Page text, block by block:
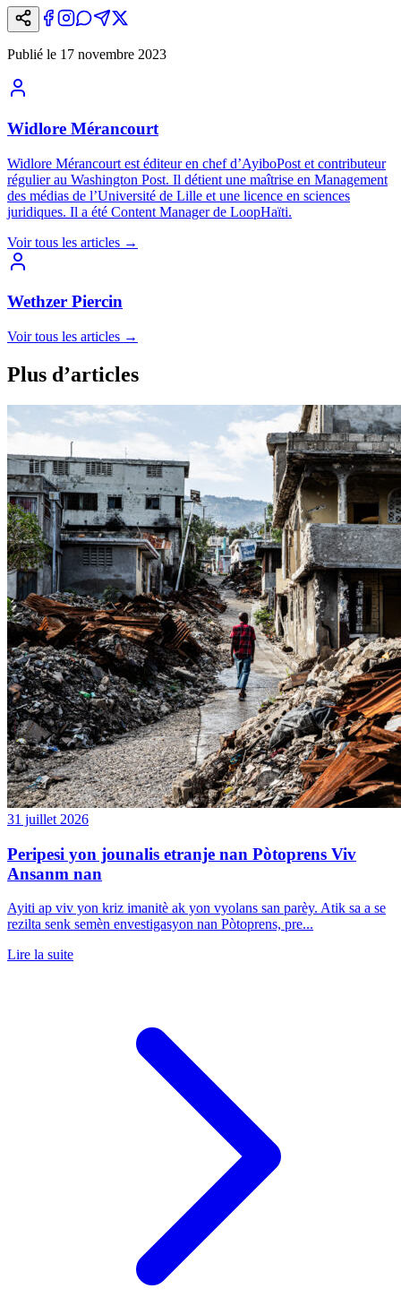
Publié le 17 novembre 2023
Widlore Mérancourt
Widlore Mérancourt est éditeur en chef d’AyiboPost et contributeur
régulier au Washington Post. Il détient une maîtrise en Management
des médias de l’Université de Lille et une licence en sciences
juridiques. Il a été Content Manager de LoopHaïti.
Voir tous les articles →
Wethzer Piercin
Voir tous les articles →
Plus d’articles
31 juillet 2026
Peripesi yon jounalis etranje nan Pòtoprens Viv
Ansanm nan
Ayiti ap viv yon kriz imanitè ak yon vyolans san parèy. Atik sa a se
rezilta senk semèn envestigasyon nan Pòtoprens, pre...
Lire la suite